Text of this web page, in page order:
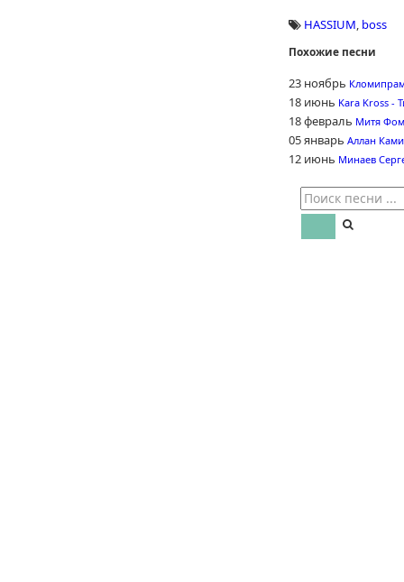
HASSIUM boss
Похожие песни
23 ноябрь
18 июнь Kara Kross -
18 февраль Митя
05 январь Аллан
12 июнь Минаев